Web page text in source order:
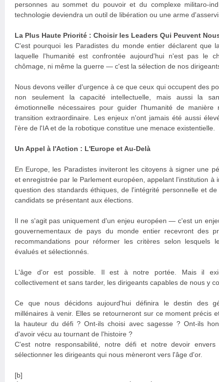
personnes au sommet du pouvoir et du complexe militaro-
technologie deviendra un outil de libération ou une arme
La Plus Haute Priorité : Choisir les Leaders Qui Peuvent
C'est pourquoi les Paradistes du monde entier déclarent que
laquelle l'humanité est confrontée aujourd'hui n'est pas le
chômage, ni même la guerre — c'est la sélection de nos
Nous devons veiller d'urgence à ce que ceux qui occupent des
non seulement la capacité intellectuelle, mais aussi la
émotionnelle nécessaires pour guider l'humanité de manière
transition extraordinaire. Les enjeux n'ont jamais été aussi
l'ère de l'IA et de la robotique constitue une menace existentielle.
Un Appel à l'Action : L'Europe et Au-Delà
En Europe, les Paradistes inviteront les citoyens à signer une
et enregistrée par le Parlement européen, appelant l'institution à
question des standards éthiques, de l'intégrité personnelle et
candidats se présentant aux élections.
Il ne s'agit pas uniquement d'un enjeu européen — c'est un
gouvernementaux de pays du monde entier recevront des
recommandations pour réformer les critères selon lesquels
évalués et sélectionnés.
L'âge d'or est possible. Il est à notre portée. Mais il
collectivement et sans tarder, les dirigeants capables de nous y
Ce que nous décidons aujourd'hui définira le destin des
millénaires à venir. Elles se retourneront sur ce moment précis
la hauteur du défi ? Ont-ils choisi avec sagesse ? Ont-ils
d'avoir vécu au tournant de l'histoire ?
C'est notre responsabilité, notre défi et notre devoir
sélectionner les dirigeants qui nous mèneront vers l'âge d'or.
[b]